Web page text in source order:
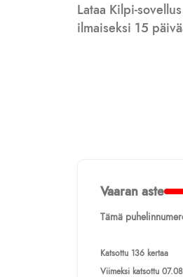
Lataa Kilpi-
ilmaiseksi 15
Vaaran aste
Tämä
Katsottu 136 kertaa
Viimeksi katsottu